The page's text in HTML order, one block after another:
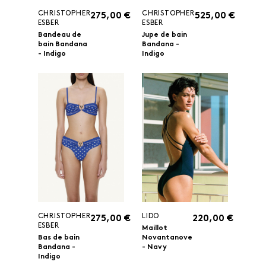
CHRISTOPHER
ESBER
Bandeau de
bain Bandana
- Indigo
275,00 €
CHRISTOPHER
ESBER
Jupe de bain
Bandana -
Indigo
525,00 €
CHRISTOPHER
ESBER
Bas de bain
Bandana -
Indigo
275,00 €
LIDO
Maillot
Novantanove
- Navy
220,00 €